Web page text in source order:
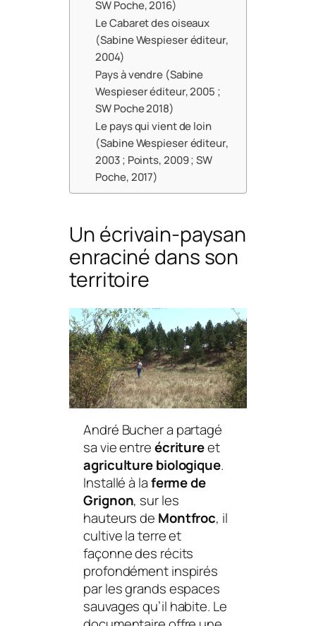
SW Poche, 2016)
Le Cabaret des oiseaux
(Sabine Wespieser éditeur,
2004)
Pays à vendre (Sabine
Wespieser éditeur, 2005 ;
SW Poche 2018)
Le pays qui vient de loin
(Sabine Wespieser éditeur,
2003 ; Points, 2009 ; SW
Poche, 2017)
Un écrivain-paysan
enraciné dans son
territoire
André Bucher a partagé
sa vie entreécritureet
agriculture biologique.
Installé à laferme de
Grignon, sur les
hauteurs de Montfroc, il
cultive la terre et
façonne des récits
profondément inspirés
par les grands espaces
sauvages qu’il habite. Le